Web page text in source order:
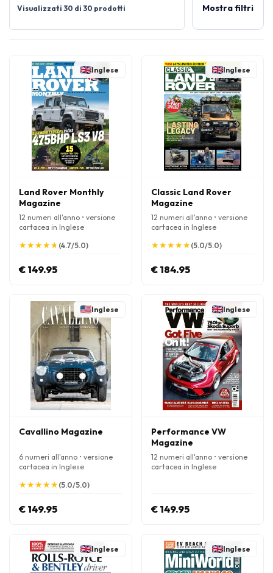
Visualizzati 30 di 30 prodotti Mostra filtri
Inglese
Land Rover Monthly
Magazine
12 numeri all'anno • versione
cartacea in Inglese
★
★★
★★
★★
★★
★ (4.7/5.0)
€ 149.95
Inglese
Classic Land Rover
Magazine
12 numeri all'anno • versione
cartacea in Inglese
★
★★
★★
★★
★★
★(5.0/5.0)
€ 184.95
Inglese
Cavallino Magazine
6 numeri all'anno • versione
cartacea in Inglese
★
★★
★★
★★
★★
★(5.0/5.0)
€ 149.95
Inglese
Performance VW
Magazine
12 numeri all'anno • versione
cartacea in Inglese
€ 149.95
Inglese Inglese